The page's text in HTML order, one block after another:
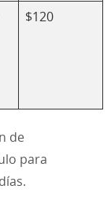
$120
de
para